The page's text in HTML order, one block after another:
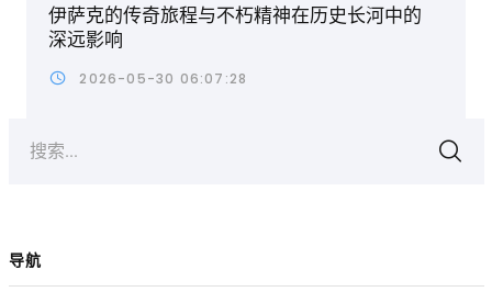
伊萨克的传奇旅程与不朽精神在历史长河中的
深远影响
2026-05-30 06:07:28
搜索...
导航